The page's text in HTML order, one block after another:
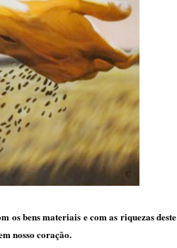
os bens materiais e com as riquezas deste
nosso coração.